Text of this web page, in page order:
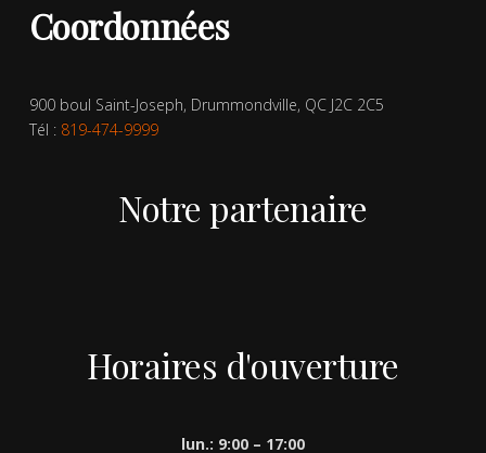
Coordonnées
900 boul Saint-Joseph, Drummondville, QC J2C 2C5
Tél : 819-474-9999
Notre partenaire
Horaires d'ouverture
lun.: 9:00 – 17:00